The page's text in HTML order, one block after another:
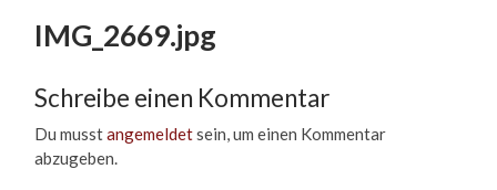
IMG_2669.jpg
Schreibe einen Kommentar
Du musstangemeldetsein, um einen Kommentar
abzugeben.